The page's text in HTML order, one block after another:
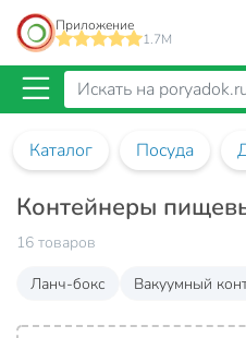
Приложение
1.7M
Каталог Посуда
Контейнеры
16 товаров
Ланч-бокс
Вакуумный